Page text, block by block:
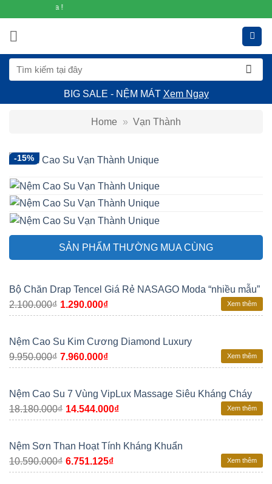
dung
Tìm
kiếm:
BIG SALE - NỆM MÁT Xem Ngay
Home » Vạn Thành
-15%
SẢN PHẨM THƯỜNG MUA CÙNG
Bộ Chăn Drap Tencel Giá Rẻ NASAGO Moda “nhiều mẫu”
2.100.000₫ 1.290.000₫ Xem thêm
Nệm Cao Su Kim Cương Diamond Luxury
9.950.000₫ 7.960.000₫ Xem thêm
Nệm Cao Su 7 Vùng VipLux Massage Siêu Kháng Cháy
18.180.000₫ 14.544.000₫ Xem thêm
Nệm Sơn Than Hoạt Tính Kháng Khuẩn
10.590.000₫ 6.751.125₫ Xem thêm